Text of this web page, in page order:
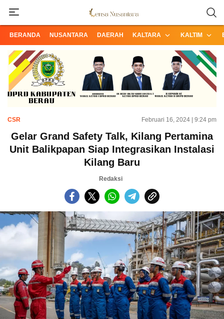
Lensa Nusantara
Informasi Terpercaya dari Nusantara
BERANDA NUSANTARA DAERAH KALTARA KALTIM
CSR Februari 16, 2024 | 9:24 pm
Gelar Grand Safety Talk, Kilang Pertamina
Unit Balikpapan Siap Integrasikan Instalasi
Kilang Baru
Redaksi